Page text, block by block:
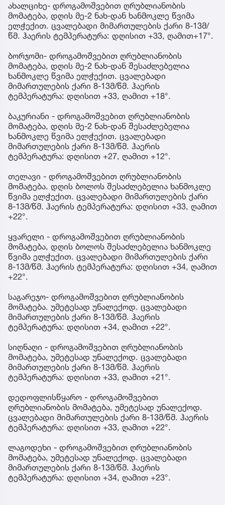
ახალციხე- დროგამოშვებით ღრუბლიანობის
მომატება, დღის მე-2 ნახ-დან ხანმოკლე წვიმა
ელჭექით. ცვალებადი მიმართულების ქარი 8-13მ/
წმ. ჰაერის ტემპერატურა: დღისით +33, ღამით+17°.
ბორჯომი- დროგამოშვებით ღრუბლიანობის
მომატება, დღის მე-2 ნახ-დან შესაძლებელია
ხანმოკლე წვიმა ელჭექით. ცვალებადი
მიმართულების ქარი 8-13მ/წმ. ჰაერის
ტემპერატურა: დღისით +33, ღამით +18°.
ბაკურიანი - დროგამოშვებით ღრუბლიანობის
მომატება, დღის მე-2 ნახ-დან შესაძლებელია
ხანმოკლე წვიმა ელჭექით. ცვალებადი
მიმართულების ქარი 8-13მ/წმ. ჰაერის
ტემპერატურა: დღისით +27, ღამით +12°.
თელავი - დროგამოშვებით ღრუბლიანობის
მომატება. დღის ბოლოს შესაძლებელია ხანმოკლე
წვიმა ელჭექით. ცვალებადი მიმართულების ქარი
8-13მ/წმ. ჰაერის ტემპერატურა: დღისით +33, ღამით
+22°.
ყვარელი - დროგამოშვებით ღრუბლიანობის
მომატება, დღის ბოლოს შესაძლებელია ხანმოკლე
წვიმა ელჭექით. ცვალებადი მიმართულების ქარი
8-13მ/წმ. ჰაერის ტემპერატურა: დღისით +34, ღამით
+22°.
საგარეჯო- დროგამოშვებით ღრუბლიანობის
მომატება. უმეტესად უნალექოდ. ცვალებადი
მიმართულების ქარი 8-13მ/წმ. ჰაერის
ტემპერატურა: დღისით +34, ღამით +22°.
სიღნაღი - დროგამოშვებით ღრუბლიანობის
მომატება, უმეტესად უნალექოდ. ცვალებადი
მიმართულების ქარი 8-13მ/წმ. ჰაერის
ტემპერატურა: დღისით +33, ღამით +21°.
დედოფლისწყარო - დროგამოშვებით
ღრუბლიანობის მომატება, უმეტესად უნალექოდ.
ცვალებადი მიმართულების ქარი 8-13მ/წმ. ჰაერის
ტემპერატურა: დღისით +33, ღამით +22°.
ლაგოდეხი - დროგამოშვებით ღრუბლიანობის
მომატება, უმეტესად უნალექოდ. ცვალებადი
მიმართულების ქარი 8-13მ/წმ. ჰაერის
ტემპერატურა: დღისით +34, ღამით +23°.